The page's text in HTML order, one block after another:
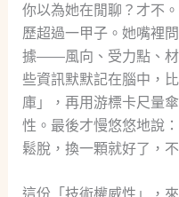
你以為她在閒聊？才不
歷超過一甲子。她嘴裡
據——風向、受力點、材
些資訊默默記在腦中，
庫」，再用游標卡尺量
性。最後才慢悠悠地說
鬆脫，換一顆就好了，不